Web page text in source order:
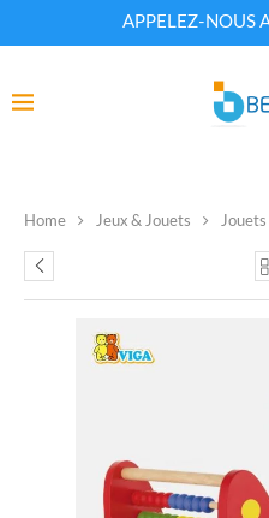
APPELEZ-NOUS
Home Jeux & Jouets